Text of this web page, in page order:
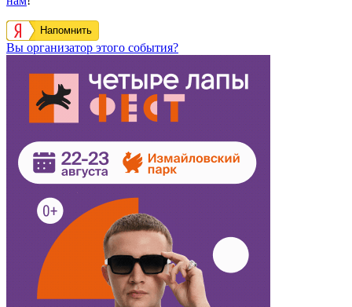
Напомнить
Вы организатор этого события?